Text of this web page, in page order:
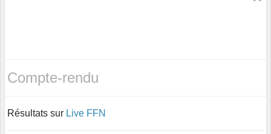
Compte-rendu
Résultats sur Live FFN